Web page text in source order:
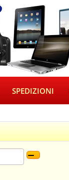
SPEDIZIONI